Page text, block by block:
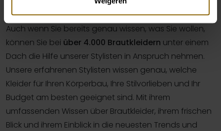
unsere erfahrenen Stylisten kennen
Auch wenn Sie bereits genau wissen, was Sie wollen,
können Sie bei über 4.000 Brautkleidern unter einem
Dach die Hilfe unserer Stylisten in Anspruch nehmen.
Unsere erfahrenen Stylisten wissen genau, welche
Kleider für Ihren Körperbau, Ihre Stilvorlieben und Ihr
Budget am besten geeignet sind. Mit ihrem
umfassenden Wissen über Brautkleider, ihrem frischen
Blick und ihrem Einblick in die neuesten Trends und